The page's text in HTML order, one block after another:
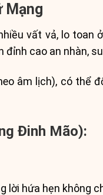
Mạng
vất vả, lo toan
cao an nhàn,
âm lịch), có thể
Đinh Mão):
lời hứa hẹn không